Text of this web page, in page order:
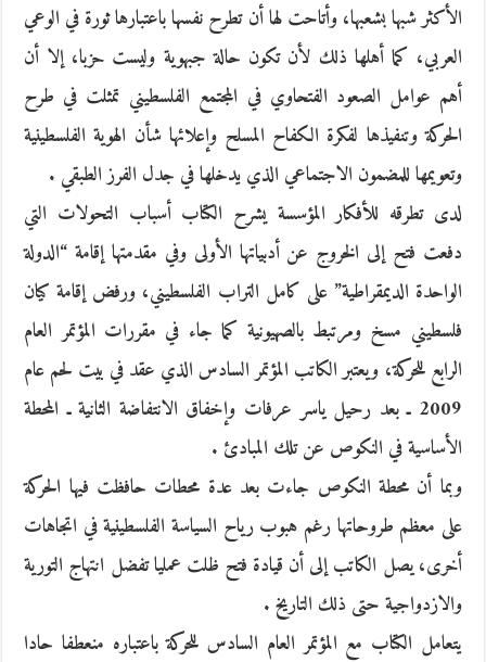
الأكثر شبها بشعبها، وأتاحت لها أن تطرح نفسها باعتبارها ثورة في الوعي
العربي، كما أهلها ذلك لأن تكون حالة جبهوية وليست حزبا، إلا أن
أهم عوامل الصعود الفتحاوي في المجتمع الفلسطيني تمثلت في طرح
الحركة وتنفيذها لفكرة الكفاح المسلح وإعلائها شأن الهوية الفلسطينية
وتعويمها للمضمون الاجتماعي الذي يدخلها في جدل الفرز الطبقي .
لدى تطرقه للأفكار المؤسسة يشرح الكتاب أسباب التحولات التي
دفعت فتح إلى الخروج عن أدبياتها الأولى وفي مقدمتها إقامة “الدولة
الواحدة الديمقراطية” على كامل التراب الفلسطيني، ورفض إقامة كيان
فلسطيني مسخ ومرتبط بالصهيونية كما جاء في مقررات المؤتمر العام
الرابع للحركة، ويعتبر الكاتب المؤتمر السادس الذي عقد في بيت لحم عام
2009 ـ بعد رحيل ياسر عرفات وإخفاق الانتفاضة الثانية ـ المحطة
الأساسية في النكوص عن تلك المبادئ .
وبما أن محطة النكوص جاءت بعد عدة محطات حافظت فيها الحركة
على معظم طروحاتها رغم هبوب رياح السياسة الفلسطينية في اتجاهات
أخرى، يصل الكاتب إلى أن قيادة فتح ظلت عمليا تفضل انتهاج التورية
والازدواجية حتى ذلك التاريخ .
يتعامل الكتاب مع المؤتمر العام السادس للحركة باعتباره منعطفا حادا